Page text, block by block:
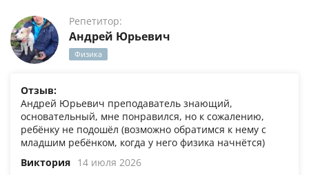
Репетитор:
Андрей Юрьевич
Физика
Отзыв:
Андрей Юрьевич преподаватель знающий,
основательный, мне понравился, но к сожалению,
ребёнку не подошёл (возможно обратимся к нему с
младшим ребёнком, когда у него физика начнётся)
Виктория 14 июля 2026